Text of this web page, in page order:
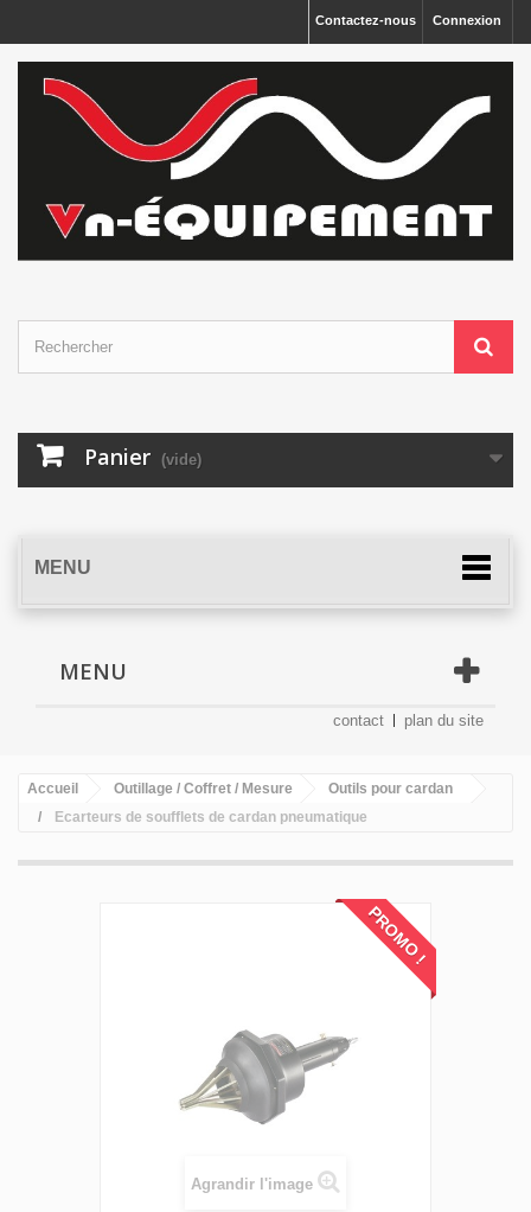
Connexion
Contactez-nous
Panier (vide)
MENU
MENU
contact plan du site
Accueil Outillage / Coffret / Mesure
Outils pour cardan
Ecarteurs de soufflets de cardan pneumatique
PROMO !
Agrandir l'image